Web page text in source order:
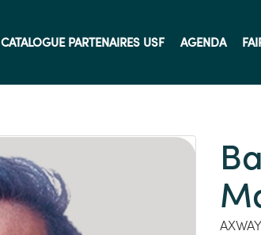
CATALOGUE PARTENAIRES USF AGENDA
AXWAY